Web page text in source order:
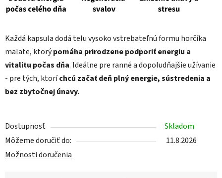
Každá kapsula dodá telu vysoko vstrebateľnú formu horčíka
malate, ktorýpomáha prirodzene podporiť energiu a
vitalitu počas dňa. Ideálne pre ranné a dopoludňajšie užívanie
- pre tých, ktoríchcú začať deň plný energie, sústredenia a
bez zbytočnej únavy.
Dostupnosť
Skladom
Môžeme doručiť do:
11.8.2026
Možnosti doručenia